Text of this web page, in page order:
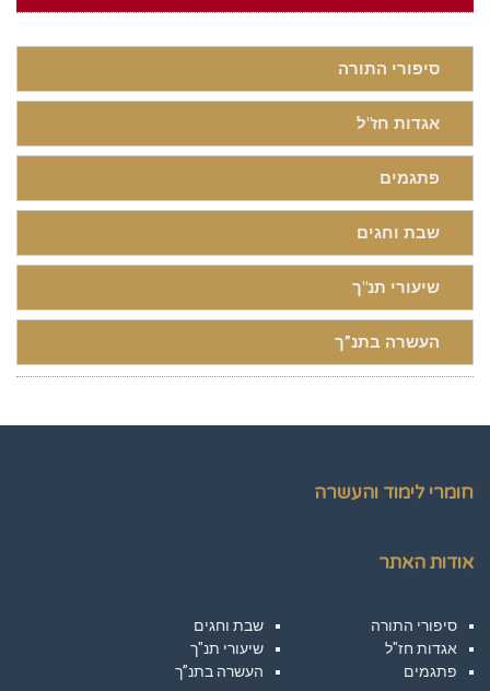
סיפורי התורה
אגדות חז"ל
פתגמים
שבת וחגים
שיעורי תנ"ך
העשרה בתנ”ך
חומרי לימוד והעשרה
אודות האתר
סיפורי התורה
אגדות חז"ל
פתגמים
שבת וחגים
שיעורי תנ"ך
העשרה בתנ”ך